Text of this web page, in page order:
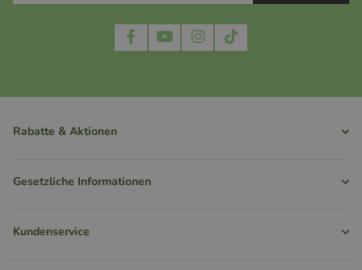
Rabatte & Aktionen
Gesetzliche Informationen
Kundenservice